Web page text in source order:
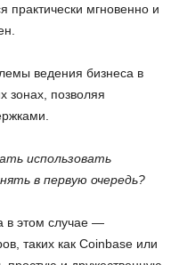
практически мгновенно и
ведения бизнеса в
зонах, позволяя
использовать
в первую очередь?
в этом случае —
таких как Coinbase или